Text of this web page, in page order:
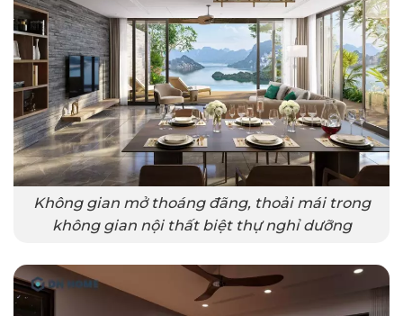
Không gian mở thoáng đãng, thoải mái trong
không gian nội thất biệt thự nghỉ dưỡng